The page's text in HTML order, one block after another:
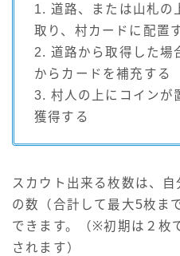
1. 道路、または山札の
取り、村カードに配置
2. 道路から取得した場
からカードを補充する
3. 村人の上にコインが
獲得する
スカウト出来る枚数は、
の数（合計して最大5枚ま
できます。（※初期は２枚
されます）